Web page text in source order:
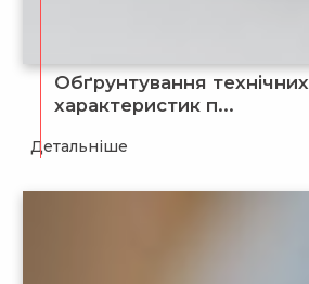
Обґрунтування
характеристик п...
Детальніше